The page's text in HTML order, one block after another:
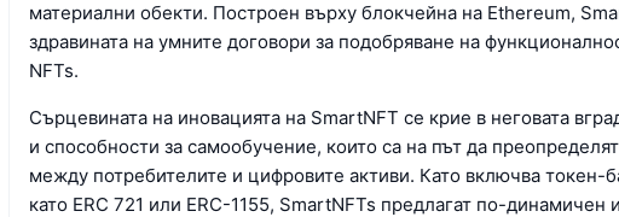
материални обекти. Построен върху блокчейна на Ethereum,
здравината на умните договори за подобряване на
NFTs.
Сърцевината на иновацията на SmartNFT се крие в неговата
и способности за самообучение, които са на път да
между потребителите и цифровите активи. Като включва токен-
като ERC 721 или ERC-1155, SmartNFTs предлагат по-динамичен